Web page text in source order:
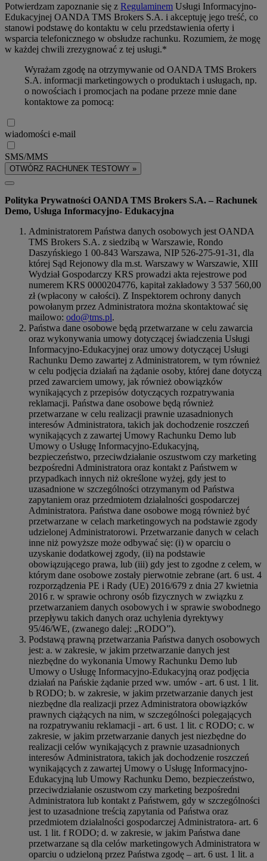
Potwierdzam zapoznanie się z Regulaminem Usługi Informacyjno-
Edukacyjnej OANDA TMS Brokers S.A. i akceptuję jego treść, co
stanowi podstawę do kontaktu w celu przedstawienia oferty i
wsparcia telefonicznego w obsłudze rachunku. Rozumiem, że mogę
w każdej chwili zrezygnować z tej usługi.*
Wyrażam zgodę na otrzymywanie od OANDA TMS Brokers
S.A. informacji marketingowych o produktach i usługach, np.
o nowościach i promocjach na podane przeze mnie dane
kontaktowe za pomocą:
wiadomości e-mail
SMS/MMS
OTWÓRZ RACHUNEK TESTOWY »
Polityka Prywatności OANDA TMS Brokers S.A. – Rachunek
Demo, Usługa Informacyjno- Edukacyjna
Administratorem Państwa danych osobowych jest OANDA
TMS Brokers S.A. z siedzibą w Warszawie, Rondo
Daszyńskiego 1 00-843 Warszawa, NIP 526-275-91-31, dla
której Sąd Rejonowy dla m.st. Warszawy w Warszawie, XIII
Wydział Gospodarczy KRS prowadzi akta rejestrowe pod
numerem KRS 0000204776, kapitał zakładowy 3 537 560,00
zł (wpłacony w całości). Z Inspektorem ochrony danych
powołanym przez Administratora można skontaktować się
mailowo: odo@tms.pl.
Państwa dane osobowe będą przetwarzane w celu zawarcia
oraz wykonywania umowy dotyczącej świadczenia Usługi
Informacyjno-Edukacyjnej oraz umowy dotyczącej Usługi
Rachunku Demo zawartej z Administratorem, w tym również
w celu podjęcia działań na żądanie osoby, której dane dotyczą
przed zawarciem umowy, jak również obowiązków
wynikających z przepisów dotyczących rozpatrywania
reklamacji. Państwa dane osobowe będą również
przetwarzane w celu realizacji prawnie uzasadnionych
interesów Administratora, takich jak dochodzenie roszczeń
wynikających z zawartej Umowy Rachunku Demo lub
Umowy o Usługę Informacyjno-Edukacyjną,
bezpieczeństwo, przeciwdziałanie oszustwom czy marketing
bezpośredni Administratora oraz kontakt z Państwem w
przypadkach innych niż określone wyżej, gdy jest to
uzasadnione w szczególności otrzymanym od Państwa
zapytaniem oraz przedmiotem działalności gospodarczej
Administratora. Państwa dane osobowe mogą również być
przetwarzane w celach marketingowych na podstawie zgody
udzielonej Administratorowi. Przetwarzanie danych w celach
inne niż powyższe może odbywać się: (i) w oparciu o
uzyskanie dodatkowej zgody, (ii) na podstawie
obowiązującego prawa, lub (iii) gdy jest to zgodne z celem, w
którym dane osobowe zostały pierwotnie zebrane (art. 6 ust. 4
rozporządzenia PE i Rady (UE) 2016/679 z dnia 27 kwietnia
2016 r. w sprawie ochrony osób fizycznych w związku z
przetwarzaniem danych osobowych i w sprawie swobodnego
przepływu takich danych oraz uchylenia dyrektywy
95/46/WE, (zwanego dalej: „RODO”).
Podstawą prawną przetwarzania Państwa danych osobowych
jest: a. w zakresie, w jakim przetwarzanie danych jest
niezbędne do wykonania Umowy Rachunku Demo lub
Umowy o Usługę Informacyjno-Edukacyjną oraz podjęcia
działań na Pańskie żądanie przed ww. umów - art. 6 ust. 1 lit.
b RODO; b. w zakresie, w jakim przetwarzanie danych jest
niezbędne dla realizacji przez Administratora obowiązków
prawnych ciążących na nim, w szczególności polegających
na rozpatrywaniu reklamacji - art. 6 ust. 1 lit. c RODO; c. w
zakresie, w jakim przetwarzanie danych jest niezbędne do
realizacji celów wynikających z prawnie uzasadnionych
interesów Administratora, takich jak dochodzenie roszczeń
wynikających z zawartej Umowy o Usługę Informacyjno-
Edukacyjną lub Umowy Rachunku Demo, bezpieczeństwo,
przeciwdziałanie oszustwom czy marketing bezpośredni
Administratora lub kontakt z Państwem, gdy w szczególności
jest to uzasadnione treścią zapytania od Państwa oraz
przedmiotem działalności gospodarczej Administratora- art. 6
ust. 1 lit. f RODO; d. w zakresie, w jakim Państwa dane
przetwarzane są dla celów marketingowych Administratora w
oparciu o udzieloną przez Państwa zgodę – art. 6 ust. 1 lit. a